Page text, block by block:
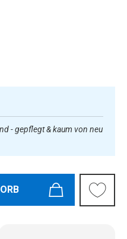
- gepflegt & kaum von neu